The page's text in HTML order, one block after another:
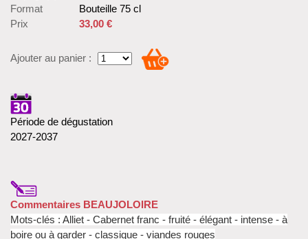
Format
Bouteille 75 cl
Prix
33,00 €
Ajouter au panier :
Période de dégustation
2027-2037
Commentaires BEAUJOLOIRE
Mots-clés : Alliet - Cabernet franc - fruité - élégant - intense - à
boire ou à garder - classique - viandes rouges